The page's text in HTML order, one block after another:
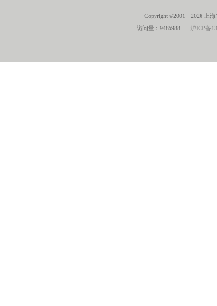
Copyright ©2001－2026 上
访问量：9485988 沪ICP备